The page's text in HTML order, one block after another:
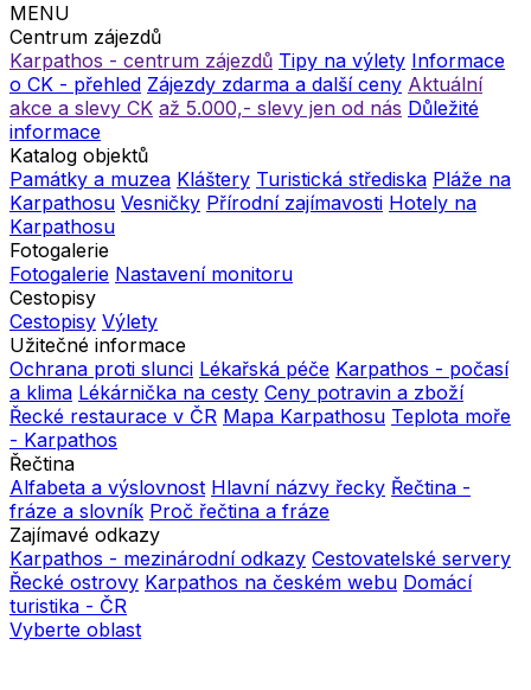
MENU
Centrum zájezdů
Karpathos - centrum zájezdů Tipy na výlety Informace
o CK - přehled Zájezdy zdarma a další ceny Aktuální
akce a slevy CK až 5.000,- slevy jen od nás Důležité
informace
Katalog objektů
Památky a muzea Kláštery Turistická střediska Pláže na
Karpathosu Vesničky Přírodní zajímavosti Hotely na
Karpathosu
Fotogalerie
Fotogalerie Nastavení monitoru
Cestopisy
Cestopisy Výlety
Užitečné informace
Ochrana proti slunci Lékařská péče Karpathos - počasí
a klima Lékárnička na cesty Ceny potravin a zboží
Řecké restaurace v ČR Mapa Karpathosu Teplota moře
- Karpathos
Řečtina
Alfabeta a výslovnost Hlavní názvy řecky Řečtina -
fráze a slovník Proč řečtina a fráze
Zajímavé odkazy
Karpathos - mezinárodní odkazy Cestovatelské servery
Řecké ostrovy Karpathos na českém webu Domácí
turistika - ČR
Vyberte oblast